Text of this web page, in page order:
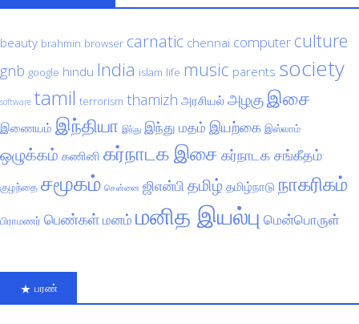
beauty brahmin browser carnatic chennai computer culture
gnb google hindu India islam life music parents society
software tamil terrorism thamizh அரசியல் அழகுஇசை
இணையம் இந்தியா இந்து இந்து மதம் இயற்கை இஸ்லாம்
ஒழுக்கம் கணினி கர்நாடக இசை கர்நாடக சங்கீதம்
குழந்தை சமூகம் சென்னை ஜிஎன்பி தமிழ் தமிழ்நாடு நாகரிகம்
பிராமணர் பெண்கள்மனம் மனித இயல்பு மென்பொருள்
பரண்